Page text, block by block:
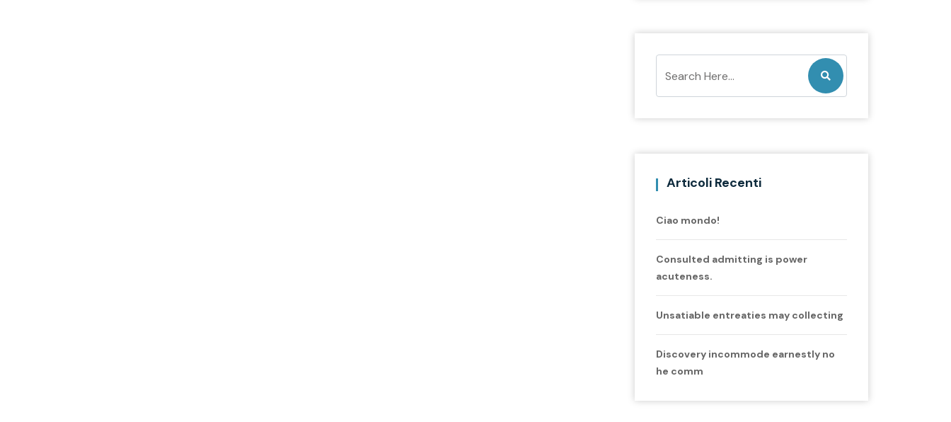
Articoli Recenti
Ciao mondo!
Consulted admitting is power
acuteness.
Unsatiable entreaties may collecting
Discovery incommode earnestly no
he comm